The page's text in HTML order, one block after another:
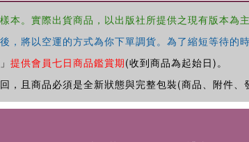
本。實際出貨商品，以出版社所提供之現有版本為
，將以空運的方式為你下單調貨。為了縮短等待
提供會員七日商品鑑賞期(收到商品為起始日)。
，且商品必須是全新狀態與完整包裝(商品、附件、